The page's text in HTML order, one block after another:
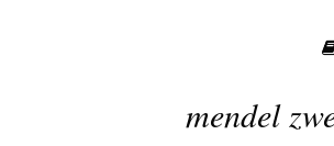
mendel